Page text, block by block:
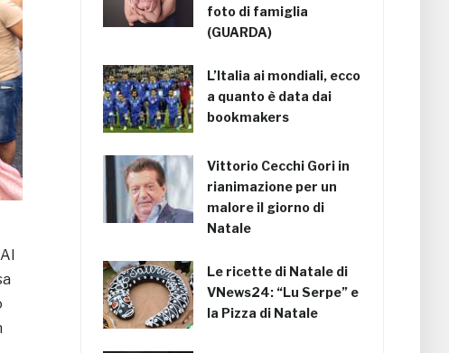
foto di famiglia
(GUARDA)
L’Italia ai mondiali, ecco
a quanto è data dai
bookmakers
Vittorio Cecchi Gori in
rianimazione per un
malore il giorno di
Natale
Le ricette di Natale di
VNews24: “Lu Serpe” e
la Pizza di Natale